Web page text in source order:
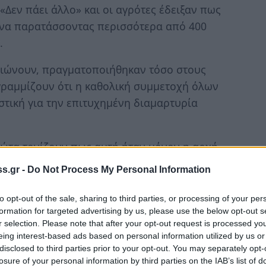
- Do Not Process My Personal Information
opt-out of the sale, sharing to third parties, or processing of your
for targeted advertising by us, please use the below opt-out
selection. Please note that after your opt-out request is processed
interest-based ads based on personal information utilized by us
to third parties prior to your opt-out. You may separately
of your personal information by third parties on the IAB’s list of
πάει άλλο» και οι αγρότες έδειξαν πως
παρατάσσοντας περισσότερα από 400
πραγματοποιήθηκαν τόσο στους
ότι η καθολική συμμετοχή όλων
για την επιτυχημένη διαμαρτυρία
τονίζουν πως αυτή ήταν μόνον η αρχή
παραγωγικές τάξεις της κοινωνίας στη
αλλά όλων όσων επιχειρούν «να μας
και Ευρώτα, η κυβέρνηση οφείλει να:
νομοσχέδιο που προωθεί
επαγγελματικούς φορείς